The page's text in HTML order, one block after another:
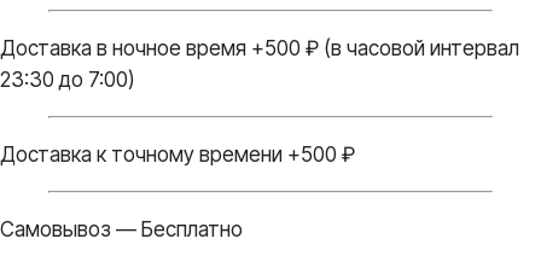
Доставка в ночное время +500 ₽ (в часовой интервал
23:30 до 7:00)
Доставка к точному времени +500 ₽
Самовывоз — Бесплатно